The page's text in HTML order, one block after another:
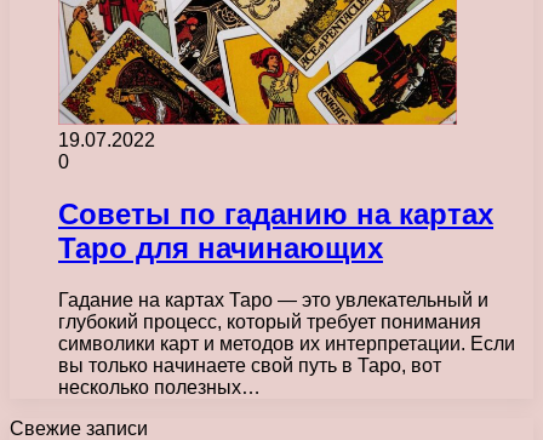
19.07.2022
0
Советы по гаданию на картах
Таро для начинающих
Гадание на картах Таро — это увлекательный и
глубокий процесс, который требует понимания
символики карт и методов их интерпретации. Если
вы только начинаете свой путь в Таро, вот
несколько полезных…
Свежие записи